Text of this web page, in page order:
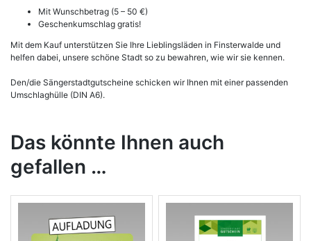
Mit Wunschbetrag (5 – 50 €)
Geschenkumschlag gratis!
Mit dem Kauf unterstützen Sie Ihre Lieblingsläden in Finsterwalde und
helfen dabei, unsere schöne Stadt so zu bewahren, wie wir sie kennen.
Den/die Sängerstadtgutscheine schicken wir Ihnen mit einer passenden
Umschlaghülle (DIN A6).
Das könnte Ihnen auch
gefallen …